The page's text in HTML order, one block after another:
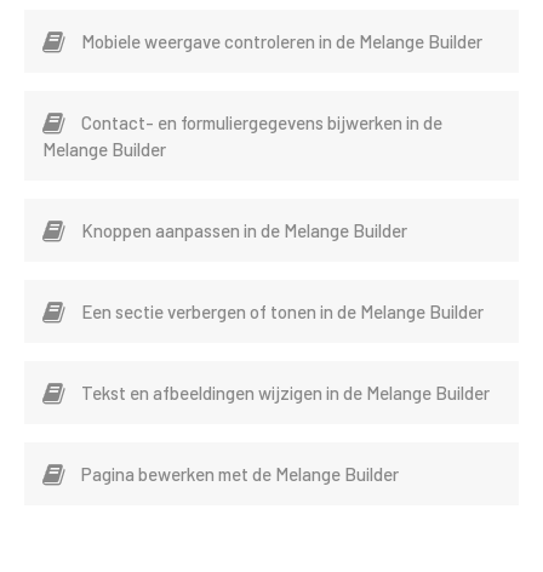
Mobiele weergave controleren in de Melange Builder
Contact- en formuliergegevens bijwerken in de
Melange Builder
Knoppen aanpassen in de Melange Builder
Een sectie verbergen of tonen in de Melange Builder
Tekst en afbeeldingen wijzigen in de Melange Builder
Pagina bewerken met de Melange Builder